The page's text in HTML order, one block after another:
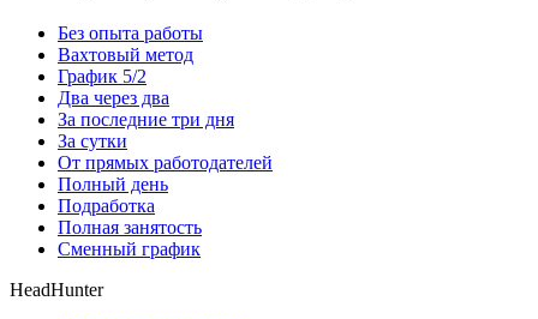
Без опыта работы
Вахтовый метод
График 5/2
Два через два
За последние три дня
За сутки
От прямых работодателей
Полный день
Подработка
Полная занятость
Сменный график
HeadHunter